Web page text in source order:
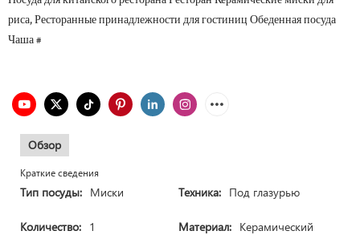
риса, Ресторанные принадлежности для гостиниц Обеденная посуда
Чаша #
Обзор
Краткие сведения
Тип посуды: Миски Техника: Под глазурью
Количество: 1 Материал: Керамический